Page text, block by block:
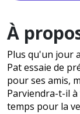
À
Plus qu'un jour
Pat essaie de
pour ses amis,
Parviendra-t-il à
temps pour la